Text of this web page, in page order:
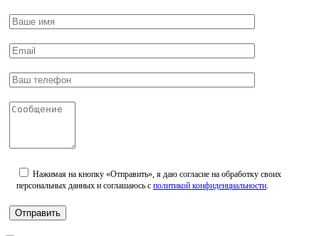
Нажимая на кнопку «Отправить», я даю согласие на обработку своих
персональных данных и соглашаюсь с политикой конфиденциальности.